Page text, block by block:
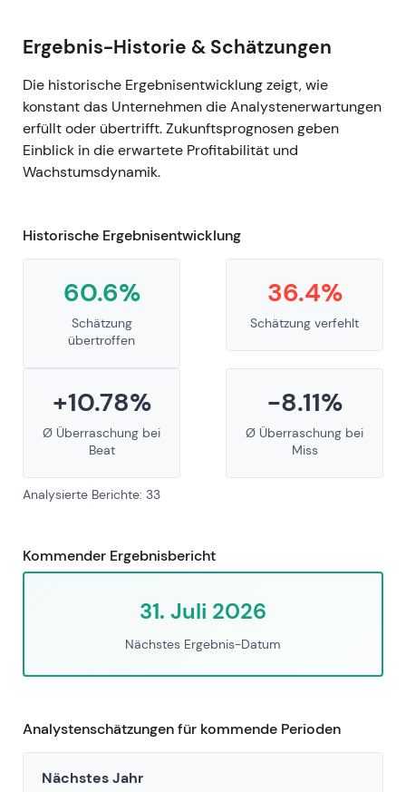
Ergebnis-Historie & Schätzungen
Die historische Ergebnisentwicklung zeigt, wie
konstant das Unternehmen die Analystenerwartungen
erfüllt oder übertrifft. Zukunftsprognosen geben
Einblick in die erwartete Profitabilität und
Wachstumsdynamik.
Historische Ergebnisentwicklung
60.6%
Schätzung
übertroffen
36.4%
Schätzung verfehlt
+10.78%
Ø Überraschung bei
Beat
-8.11%
Ø Überraschung bei
Miss
Analysierte Berichte: 33
Kommender Ergebnisbericht
31. Juli 2026
Nächstes Ergebnis-Datum
Analystenschätzungen für kommende Perioden
Nächstes Jahr